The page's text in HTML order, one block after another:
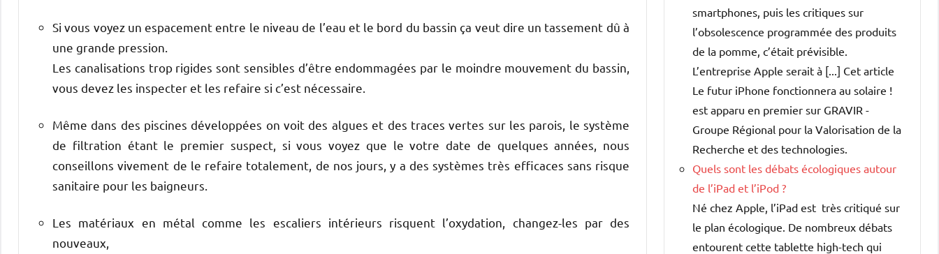
Si vous voyez un espacement entre le niveau de l’eau et le bord du bassin ça veut dire un tassement dû à
une grande pression.
Les canalisations trop rigides sont sensibles d’être endommagées par le moindre mouvement du bassin,
vous devez les inspecter et les refaire si c’est nécessaire.
Même dans des piscines développées on voit des algues et des traces vertes sur les parois, le système
de filtration étant le premier suspect, si vous voyez que le votre date de quelques années, nous
conseillons vivement de le refaire totalement, de nos jours, y a des systèmes très efficaces sans risque
sanitaire pour les baigneurs.
Les matériaux en métal comme les escaliers intérieurs risquent l’oxydation, changez-les par des
nouveaux,
smartphones, puis les critiques sur
l’obsolescence programmée des produits
de la pomme, c’était prévisible.
L’entreprise Apple serait à [...] Cet article
Le futur iPhone fonctionnera au solaire !
est apparu en premier sur GRAVIR -
Groupe Régional pour la Valorisation de la
Recherche et des technologies.
Quels sont les débats écologiques autour
de l’iPad et l’iPod ?
Né chez Apple, l’iPad est très critiqué sur
le plan écologique. De nombreux débats
entourent cette tablette high-tech qui